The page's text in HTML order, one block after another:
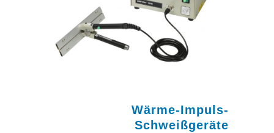
Wärme-Impuls-
Schweißgeräte